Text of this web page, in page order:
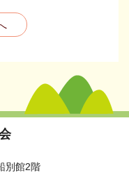
別館2階